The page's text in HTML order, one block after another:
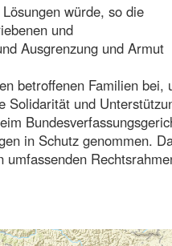
würde, so die
und
Ausgrenzung und Armut
betroffenen Familien
und
in Schutz genommen.